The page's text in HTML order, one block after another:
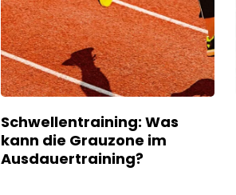
Schwellentraining: Was
kann die Grauzone im
Ausdauertraining?